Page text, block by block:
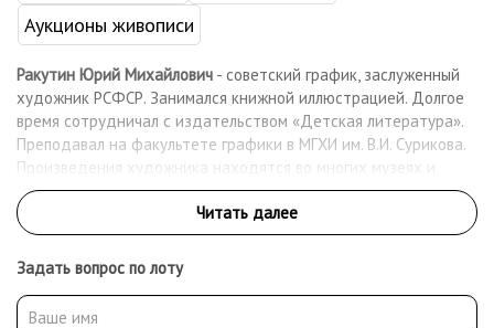
Аукционы живописи
Ракутин Юрий Михайлович - советский график, заслуженный
художник РСФСР. Занимался книжной иллюстрацией. Долгое
время сотрудничал с издательством «Детская литература».
Преподавал на факультете графики в МГХИ им. В.И. Сурикова.
Произведения художника находятся во многих музеях и
частных собраниях.
Задать вопрос по лоту